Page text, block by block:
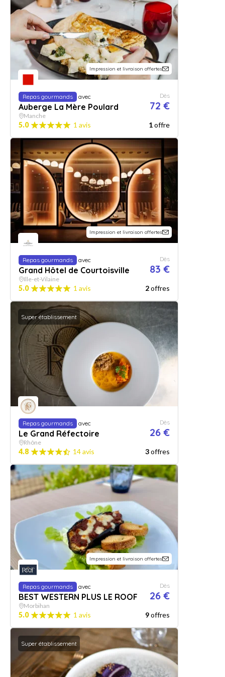
Impression et livraison offertes
Repas gourmands avec
Auberge La Mère Poulard
Dès
72 €
Manche
5.0 1 avis 1offre
Impression et livraison offertes
Repas gourmands avec
Grand Hôtel de Courtoisville
Dès
83 €
Ille-et-Vilaine
5.0 1 avis 2offres
Super établissement
Repas gourmands avec
Le Grand Réfectoire
Dès
26 €
Rhône
4.8 14 avis 3offres
Impression et livraison offertes
Repas gourmands avec
BEST WESTERN PLUS LE ROOF
Dès
26 €
Morbihan
5.0 1 avis 9offres
Super établissement